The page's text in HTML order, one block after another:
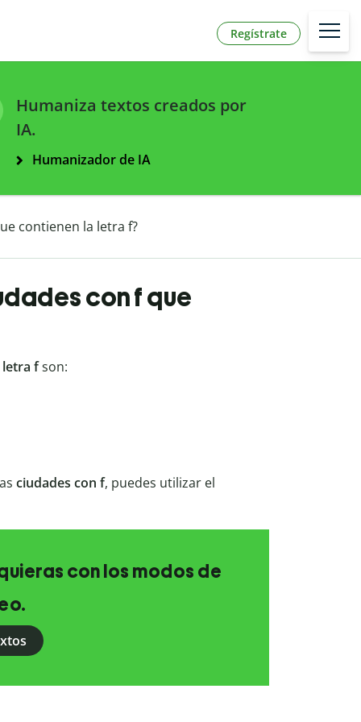
Regístrate
Humaniza textos creados por
IA.
Humanizador de IA
contienen la letra f?
con f que
letra fson:
ciudades con f, puedes utilizar el
con los modos de